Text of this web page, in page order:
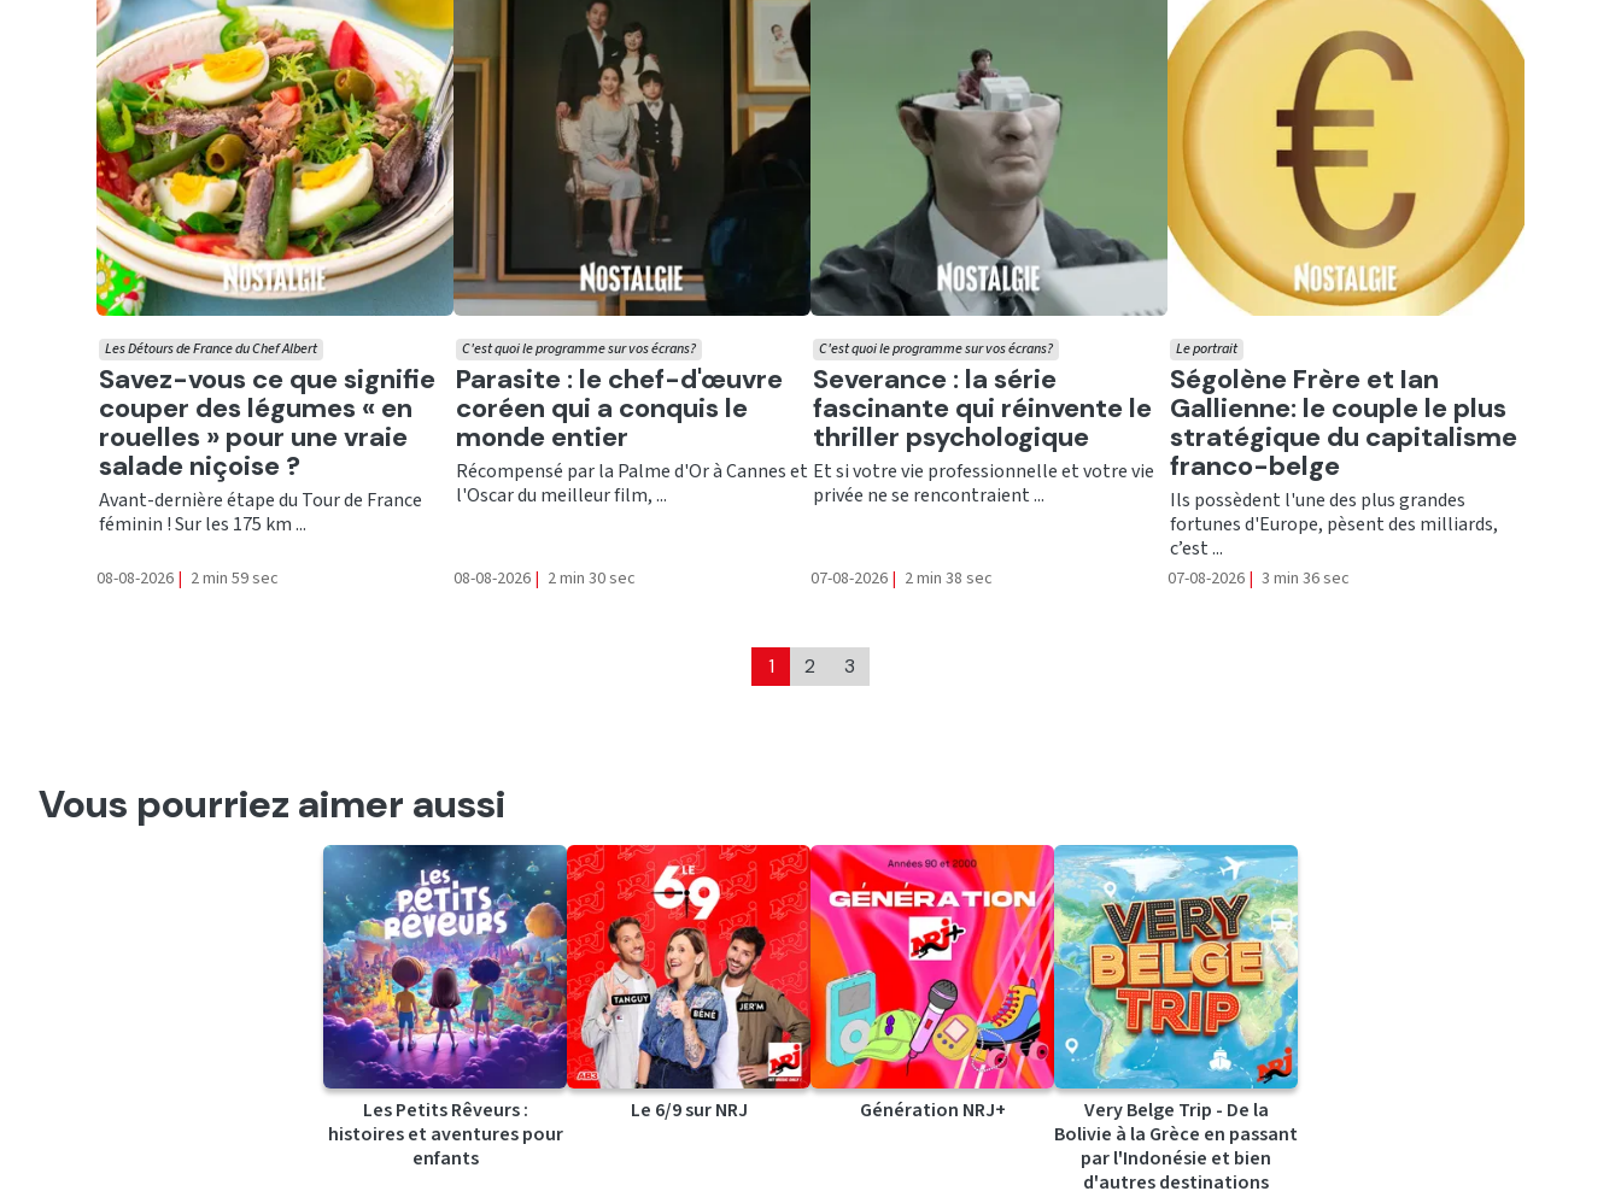
Ecouter
Savez-vous ce que signifie
couper des légumes « en
rouelles » pour une vraie
salade niçoise ?
Les Détours de France du Chef Albert
Avant-dernière étape du Tour de France
féminin ! Sur les 175 km ...
08-08-2026 | 2 min 59 sec
Ecouter
Parasite : le chef-d'œuvre
coréen qui a conquis le
monde entier
C'est quoi le programme sur vos écrans?
Récompensé par la Palme d'Or à Cannes et
l'Oscar du meilleur film, ...
08-08-2026 | 2 min 30 sec
Ecouter
Severance : la série
fascinante qui réinvente le
thriller psychologique
C'est quoi le programme sur vos écrans?
Et si votre vie professionnelle et votre vie
privée ne se rencontraient ...
07-08-2026 | 2 min 38 sec
Ecouter
Ségolène Frère et Ian
Gallienne: le couple le plus
stratégique du capitalisme
franco-belge
Le portrait
Ils possèdent l'une des plus grandes
fortunes d'Europe, pèsent des milliards,
c’est ...
07-08-2026 | 3 min 36 sec
1 2 3
Vous pourriez aimer aussi
Les Petits Rêveurs :
histoires et aventures pour
enfants
Le 6/9 sur NRJ Génération NRJ+
Very Belge Trip - De la
Bolivie à la Grèce en passant
par l'Indonésie et bien
d'autres destinations